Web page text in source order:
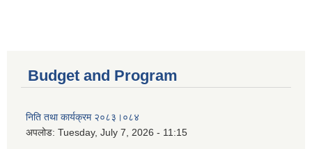
Budget and Program
निति तथा कार्यक्रम २०८३।०८४
अपलोड: Tuesday, July 7, 2026 - 11:15